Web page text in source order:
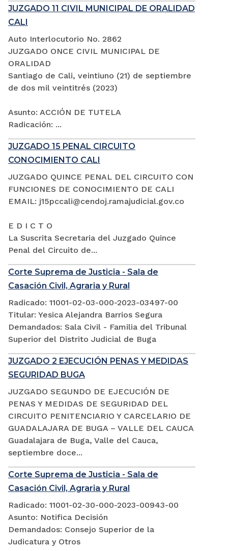
JUZGADO 11 CIVIL MUNICIPAL DE ORALIDAD
CALI
Auto Interlocutorio No. 2862
JUZGADO ONCE CIVIL MUNICIPAL DE
ORALIDAD
Santiago de Cali, veintiuno (21) de septiembre
de dos mil veintitrés (2023)
Asunto: ACCIÓN DE TUTELA
Radicación: ...
JUZGADO 15 PENAL CIRCUITO
CONOCIMIENTO CALI
JUZGADO QUINCE PENAL DEL CIRCUITO CON
FUNCIONES DE CONOCIMIENTO DE CALI
EMAIL: j15pccali@cendoj.ramajudicial.gov.co
E D I C T O
La Suscrita Secretaria del Juzgado Quince
Penal del Circuito de...
Corte Suprema de Justicia - Sala de
Casación Civil, Agraria y Rural
Radicado: 11001-02-03-000-2023-03497-00
Titular: Yesica Alejandra Barrios Segura
Demandados: Sala Civil - Familia del Tribunal
Superior del Distrito Judicial de Buga
JUZGADO 2 EJECUCIÓN PENAS Y MEDIDAS
SEGURIDAD BUGA
JUZGADO SEGUNDO DE EJECUCIÓN DE
PENAS Y MEDIDAS DE SEGURIDAD DEL
CIRCUITO PENITENCIARIO Y CARCELARIO DE
GUADALAJARA DE BUGA – VALLE DEL CAUCA
Guadalajara de Buga, Valle del Cauca,
septiembre doce...
Corte Suprema de Justicia - Sala de
Casación Civil, Agraria y Rural
Radicado: 11001-02-30-000-2023-00943-00
Asunto: Notifica Decisión
Demandados: Consejo Superior de la
Judicatura y Otros